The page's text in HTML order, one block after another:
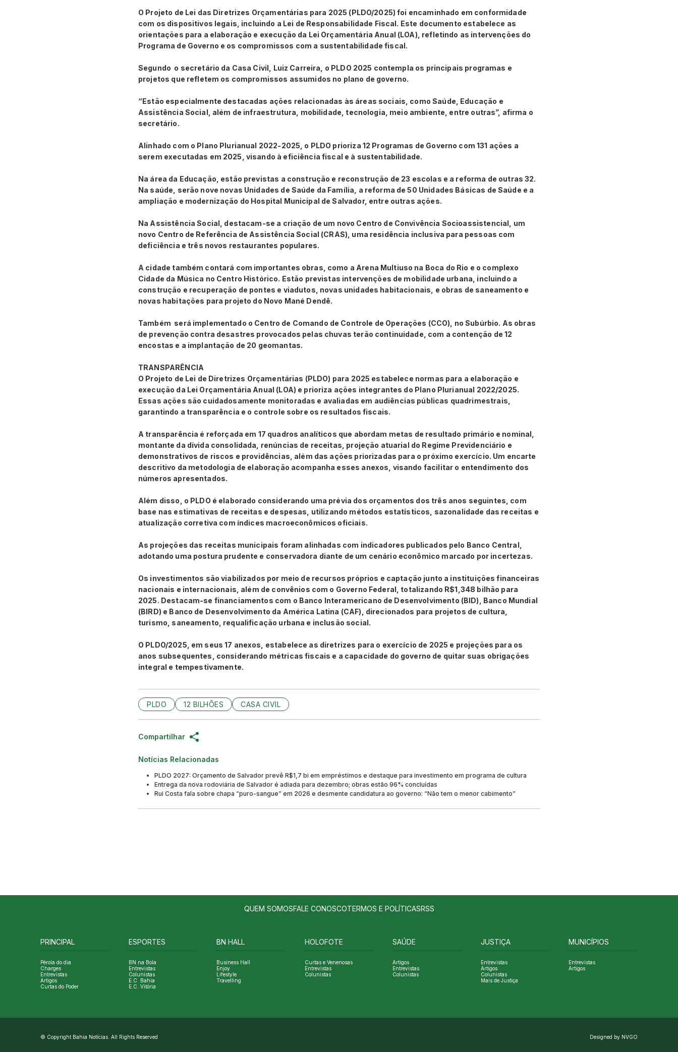
O Projeto de Lei das Diretrizes Orçamentárias para 2025 (PLDO/2025) foi encaminhado em conformidade
com os dispositivos legais, incluindo a Lei de Responsabilidade Fiscal. Este documento estabelece as
orientações para a elaboração e execução da Lei Orçamentária Anual (LOA), refletindo as intervenções do
Programa de Governo e os compromissos com a sustentabilidade fiscal.
Segundo o secretário da Casa Civil, Luiz Carreira, o PLDO 2025 contempla os principais programas e
projetos que refletem os compromissos assumidos no plano de governo.
“Estão especialmente destacadas ações relacionadas às áreas sociais, como Saúde, Educação e
Assistência Social, além de infraestrutura, mobilidade, tecnologia, meio ambiente, entre outras”, afirma o
secretário.
Alinhado com o Plano Plurianual 2022-2025, o PLDO prioriza 12 Programas de Governo com 131 ações a
serem executadas em 2025, visando à eficiência fiscal e à sustentabilidade.
Na área da Educação, estão previstas a construção e reconstrução de 23 escolas e a reforma de outras 32.
Na saúde, serão nove novas Unidades de Saúde da Família, a reforma de 50 Unidades Básicas de Saúde e a
ampliação e modernização do Hospital Municipal de Salvador, entre outras ações.
Na Assistência Social, destacam-se a criação de um novo Centro de Convivência Socioassistencial, um
novo Centro de Referência de Assistência Social (CRAS), uma residência inclusiva para pessoas com
deficiência e três novos restaurantes populares.
A cidade também contará com importantes obras, como a Arena Multiuso na Boca do Rio e o complexo
Cidade da Música no Centro Histórico. Estão previstas intervenções de mobilidade urbana, incluindo a
construção e recuperação de pontes e viadutos, novas unidades habitacionais, e obras de saneamento e
novas habitações para projeto do Novo Mané Dendê.
Também será implementado o Centro de Comando de Controle de Operações (CCO), no Subúrbio. As obras
de prevenção contra desastres provocados pelas chuvas terão continuidade, com a contenção de 12
encostas e a implantação de 20 geomantas.
TRANSPARÊNCIA
O Projeto de Lei de Diretrizes Orçamentárias (PLDO) para 2025 estabelece normas para a elaboração e
execução da Lei Orçamentária Anual (LOA) e prioriza ações integrantes do Plano Plurianual 2022/2025.
Essas ações são cuidadosamente monitoradas e avaliadas em audiências públicas quadrimestrais,
garantindo a transparência e o controle sobre os resultados fiscais.
A transparência é reforçada em 17 quadros analíticos que abordam metas de resultado primário e nominal,
montante da dívida consolidada, renúncias de receitas, projeção atuarial do Regime Previdenciário e
demonstrativos de riscos e providências, além das ações priorizadas para o próximo exercício. Um encarte
descritivo da metodologia de elaboração acompanha esses anexos, visando facilitar o entendimento dos
números apresentados.
Além disso, o PLDO é elaborado considerando uma prévia dos orçamentos dos três anos seguintes, com
base nas estimativas de receitas e despesas, utilizando métodos estatísticos, sazonalidade das receitas e
atualização corretiva com índices macroeconômicos oficiais.
As projeções das receitas municipais foram alinhadas com indicadores publicados pelo Banco Central,
adotando uma postura prudente e conservadora diante de um cenário econômico marcado por incertezas.
Os investimentos são viabilizados por meio de recursos próprios e captação junto a instituições financeiras
nacionais e internacionais, além de convênios com o Governo Federal, totalizando R$1,348 bilhão para
2025. Destacam-se financiamentos com o Banco Interamericano de Desenvolvimento (BID), Banco Mundial
(BIRD) e Banco de Desenvolvimento da América Latina (CAF), direcionados para projetos de cultura,
turismo, saneamento, requalificação urbana e inclusão social.
O PLDO/2025, em seus 17 anexos, estabelece as diretrizes para o exercício de 2025 e projeções para os
anos subsequentes, considerando métricas fiscais e a capacidade do governo de quitar suas obrigações
integral e tempestivamente.
PLDO 12 BILHÕES CASA CIVIL
Compartilhar
Notícias Relacionadas
PLDO 2027: Orçamento de Salvador prevê R$1,7 bi em empréstimos e destaque para investimento em programa de cultura
Entrega da nova rodoviária de Salvador é adiada para dezembro; obras estão 96% concluídas
Rui Costa fala sobre chapa “puro-sangue” em 2026 e desmente candidatura ao governo: “Não tem o menor cabimento”
QUEM SOMOSFALE CONOSCOTERMOS E POLÍTICASRSS
PRINCIPAL
Pérola do dia
Charges
Entrevistas
Artigos
Curtas do Poder
ESPORTES
BN na Bola
Entrevistas
Colunistas
E.C. Bahia
E.C. Vitória
BN HALL
Business Hall
Enjoy
Lifestyle
Travelling
HOLOFOTE
Curtas e Venenosas
Entrevistas
Colunistas
SAÚDE
Artigos
Entrevistas
Colunistas
JUSTIÇA
Entrevistas
Artigos
Colunistas
Mais de Justiça
MUNICÍPIOS
Entrevistas
Artigos
© Copyright Bahia Notícias. All Rights Reserved Designed by NVGO